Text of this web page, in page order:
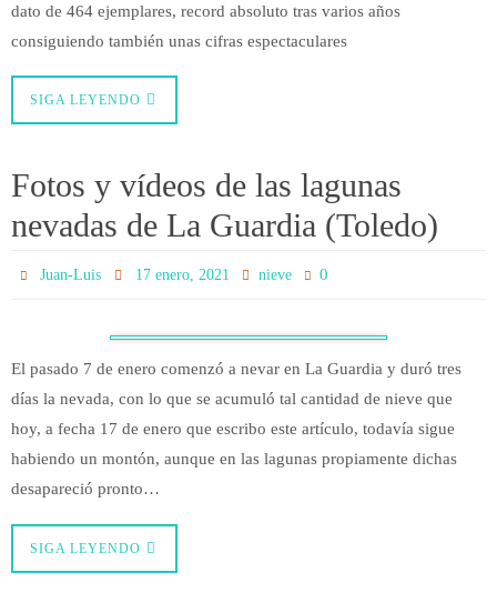
dato de 464 ejemplares, record absoluto tras varios años
consiguiendo también unas cifras espectaculares
SIGA LEYENDO
Fotos y vídeos de las lagunas
nevadas de La Guardia (Toledo)
Juan-Luis 17 enero, 2021 nieve 0
El pasado 7 de enero comenzó a nevar en La Guardia y duró tres
días la nevada, con lo que se acumuló tal cantidad de nieve que
hoy, a fecha 17 de enero que escribo este artículo, todavía sigue
habiendo un montón, aunque en las lagunas propiamente dichas
desapareció pronto…
SIGA LEYENDO